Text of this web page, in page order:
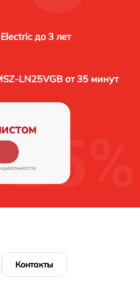
до 3 лет
LN25VGB от 35 минут
Контакты